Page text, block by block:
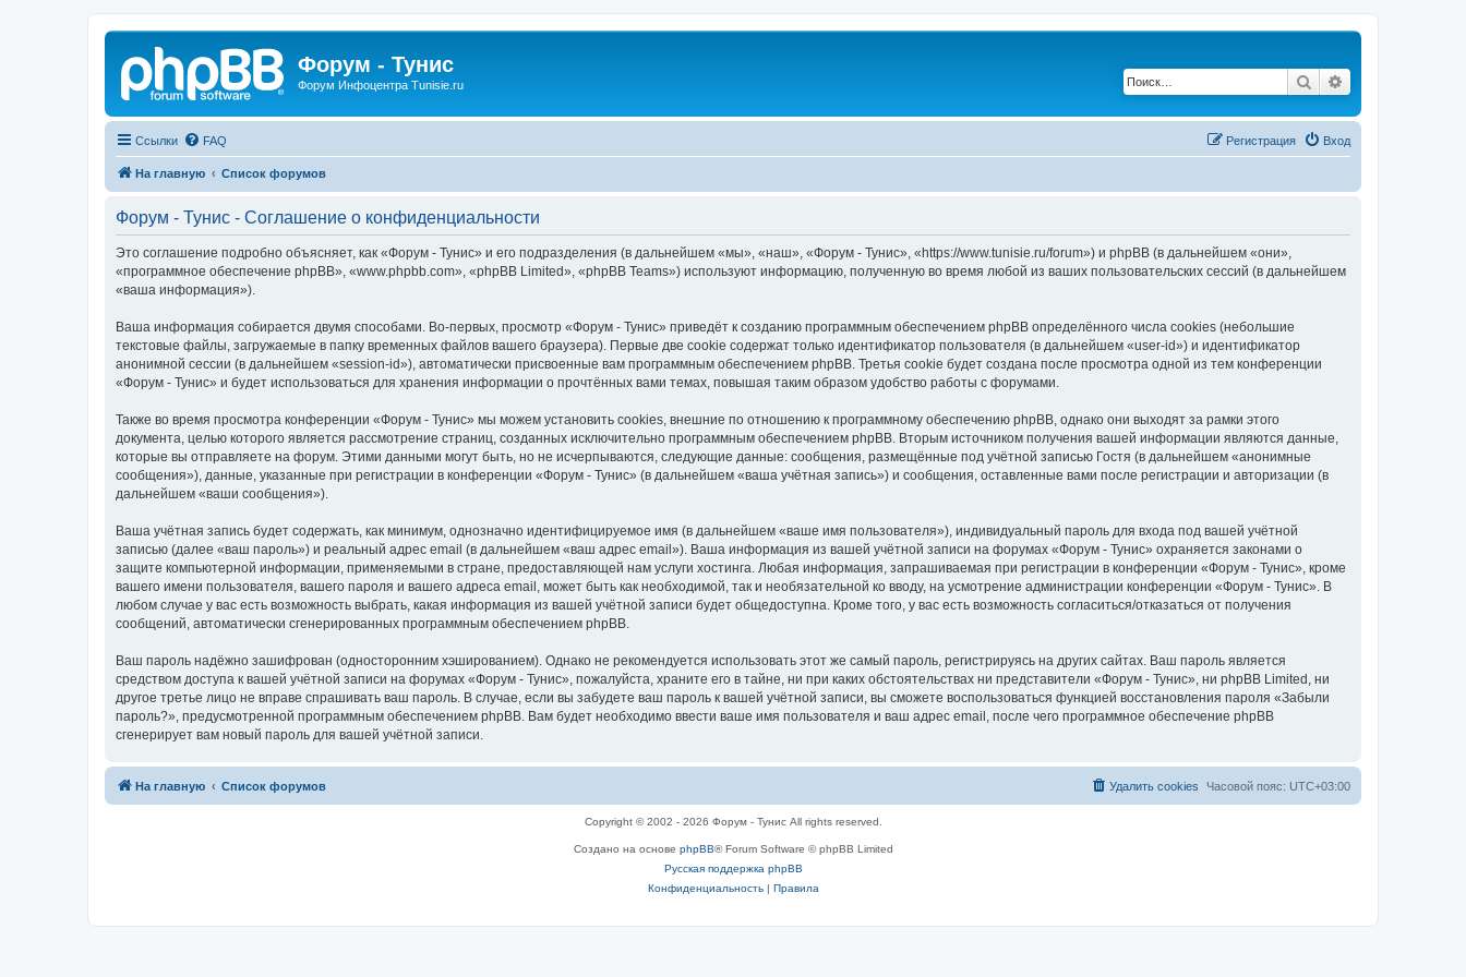
Форум - Тунис
Форум Инфоцентра Tunisie.ru Поиск
Ссылки FAQ Вход
Регистрация
На главную Список форумов
Форум - Тунис - Соглашение о конфиденциальности
Это соглашение подробно объясняет, как «Форум - Тунис» и его подразделения (в дальнейшем «мы», «наш», «Форум - Тунис», «https://www.tunisie.ru/forum») и phpBB (в дальнейшем «они»,
«программное обеспечение phpBB», «www.phpbb.com», «phpBB Limited», «phpBB Teams») используют информацию, полученную во время любой из ваших пользовательских сессий (в дальнейшем
«ваша информация»).
Ваша информация собирается двумя способами. Во-первых, просмотр «Форум - Тунис» приведёт к созданию программным обеспечением phpBB определённого числа cookies (небольшие
текстовые файлы, загружаемые в папку временных файлов вашего браузера). Первые две cookie содержат только идентификатор пользователя (в дальнейшем «user-id») и идентификатор
анонимной сессии (в дальнейшем «session-id»), автоматически присвоенные вам программным обеспечением phpBB. Третья cookie будет создана после просмотра одной из тем конференции
«Форум - Тунис» и будет использоваться для хранения информации о прочтённых вами темах, повышая таким образом удобство работы с форумами.
Также во время просмотра конференции «Форум - Тунис» мы можем установить cookies, внешние по отношению к программному обеспечению phpBB, однако они выходят за рамки этого
документа, целью которого является рассмотрение страниц, созданных исключительно программным обеспечением phpBB. Вторым источником получения вашей информации являются данные,
которые вы отправляете на форум. Этими данными могут быть, но не исчерпываются, следующие данные: сообщения, размещённые под учётной записью Гостя (в дальнейшем «анонимные
сообщения»), данные, указанные при регистрации в конференции «Форум - Тунис» (в дальнейшем «ваша учётная запись») и сообщения, оставленные вами после регистрации и авторизации (в
дальнейшем «ваши сообщения»).
Ваша учётная запись будет содержать, как минимум, однозначно идентифицируемое имя (в дальнейшем «ваше имя пользователя»), индивидуальный пароль для входа под вашей учётной
записью (далее «ваш пароль») и реальный адрес email (в дальнейшем «ваш адрес email»). Ваша информация из вашей учётной записи на форумах «Форум - Тунис» охраняется законами о
защите компьютерной информации, применяемыми в стране, предоставляющей нам услуги хостинга. Любая информация, запрашиваемая при регистрации в конференции «Форум - Тунис», кроме
вашего имени пользователя, вашего пароля и вашего адреса email, может быть как необходимой, так и необязательной ко вводу, на усмотрение администрации конференции «Форум - Тунис». В
любом случае у вас есть возможность выбрать, какая информация из вашей учётной записи будет общедоступна. Кроме того, у вас есть возможность согласиться/отказаться от получения
сообщений, автоматически сгенерированных программным обеспечением phpBB.
Ваш пароль надёжно зашифрован (односторонним хэшированием). Однако не рекомендуется использовать этот же самый пароль, регистрируясь на других сайтах. Ваш пароль является
средством доступа к вашей учётной записи на форумах «Форум - Тунис», пожалуйста, храните его в тайне, ни при каких обстоятельствах ни представители «Форум - Тунис», ни phpBB Limited, ни
другое третье лицо не вправе спрашивать ваш пароль. В случае, если вы забудете ваш пароль к вашей учётной записи, вы сможете воспользоваться функцией восстановления пароля «Забыли
пароль?», предусмотренной программным обеспечением phpBB. Вам будет необходимо ввести ваше имя пользователя и ваш адрес email, после чего программное обеспечение phpBB
сгенерирует вам новый пароль для вашей учётной записи.
На главную Список форумов Часовой пояс: UTC+03:00
Удалить cookies
Copyright © 2002 - 2026 Форум - Тунис All rights reserved.
Создано на основе phpBB® Forum Software © phpBB Limited
Русская поддержка phpBB
Конфиденциальность| Правила